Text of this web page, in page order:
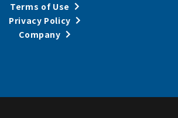
Terms of Use
Privacy Policy
Company